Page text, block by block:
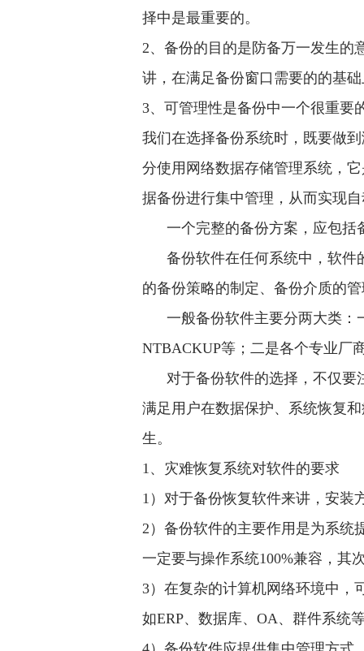
择中是最重要的。
2、备份的目的是防备万一发生的
讲，在满足备份窗口需要的的基
3、可管理性是备份中一个很重
我们在选择备份系统时，既要做
分使用网络数据存储管理系统，
据备份进行集中管理，从而实现
一个完整的备份方案，应包
备份软件在任何系统中，软件
的备份策略的制定、备份介质的
一般备份软件主要分两大类：
NTBACKUP等；二是各个专业
对于备份软件的选择，不仅要
满足用户在数据保护、系统恢复
生。
1、灾难恢复系统对软件的要求
1）对于备份恢复软件来讲，安
2）备份软件的主要作用是为系统
一定要与操作系统100%兼容，
3）在复杂的计算机网络环境中，
如ERP、数据库、OA、群件系统